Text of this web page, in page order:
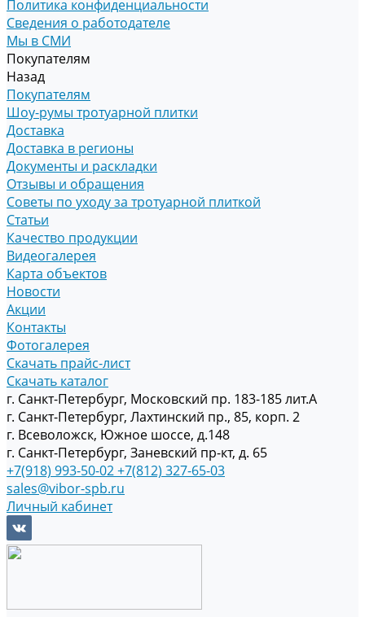
Политика конфиденциальности
Сведения о работодателе
Мы в СМИ
Покупателям
Назад
Покупателям
Шоу-румы тротуарной плитки
Доставка
Доставка в регионы
Документы и раскладки
Отзывы и обращения
Советы по уходу за тротуарной плиткой
Статьи
Качество продукции
Видеогалерея
Карта объектов
Новости
Акции
Контакты
Фотогалерея
Скачать прайс-лист
Скачать каталог
г. Санкт-Петербург, Московский пр. 183-185 лит.А
г. Санкт-Петербург, Лахтинский пр., 85, корп. 2
г. Всеволожск, Южное шоссе, д.148
г. Санкт-Петербург, Заневский пр-кт, д. 65
+7(918) 993-50-02+7(812) 327-65-03
sales@vibor-spb.ru
Личный кабинет